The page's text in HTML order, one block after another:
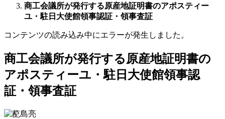
商工会議所が発行する原産地証明書のアポスティー
ユ・駐日大使館領事認証・領事査証
コンテンツの読み込み中にエラーが発生しました。
商工会議所が発行する原産地証明書の
アポスティーユ・駐日大使館領事認
証・領事査証